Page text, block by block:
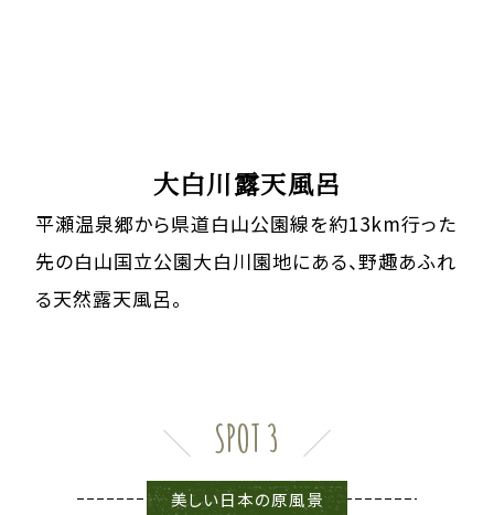
大白川露天風呂
平瀬温泉郷から県道白山公園線を約13km行った
先の白山国立公園大白川園地にある、野趣あふれ
る天然露天風呂。
SPOT 3
美しい日本の原風景